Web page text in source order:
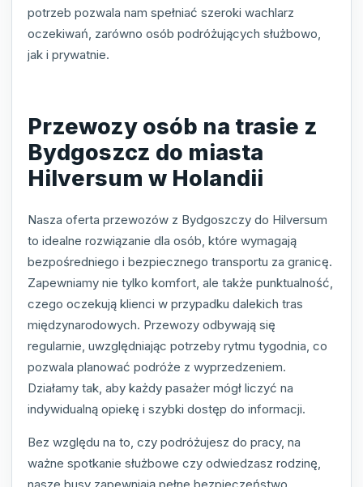
potrzeb pozwala nam spełniać szeroki wachlarz
oczekiwań, zarówno osób podróżujących służbowo,
jak i prywatnie.
Przewozy osób na trasie z
Bydgoszcz do miasta
Hilversum w Holandii
Nasza oferta przewozów z Bydgoszczy do Hilversum
to idealne rozwiązanie dla osób, które wymagają
bezpośredniego i bezpiecznego transportu za granicę.
Zapewniamy nie tylko komfort, ale także punktualność,
czego oczekują klienci w przypadku dalekich tras
międzynarodowych. Przewozy odbywają się
regularnie, uwzględniając potrzeby rytmu tygodnia, co
pozwala planować podróże z wyprzedzeniem.
Działamy tak, aby każdy pasażer mógł liczyć na
indywidualną opiekę i szybki dostęp do informacji.
Bez względu na to, czy podróżujesz do pracy, na
ważne spotkanie służbowe czy odwiedzasz rodzinę,